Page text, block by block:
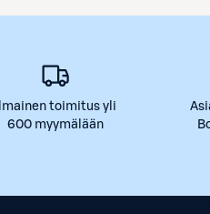
Ilmainen toimitus yli
600 myymälään